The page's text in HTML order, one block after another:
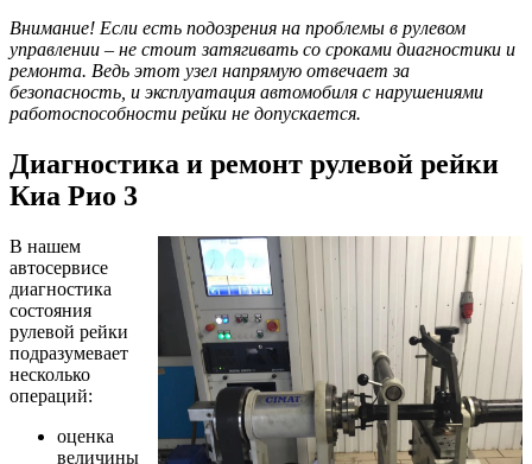
Внимание! Если есть подозрения на проблемы в рулевом
управлении – не стоит затягивать со сроками диагностики и
ремонта. Ведь этот узел напрямую отвечает за
безопасность, и эксплуатация автомобиля с нарушениями
работоспособности рейки не допускается.
Диагностика и ремонт рулевой рейки
Киа Рио 3
В нашем
автосервисе
диагностика
состояния
рулевой рейки
подразумевает
несколько
операций:
оценка
величины